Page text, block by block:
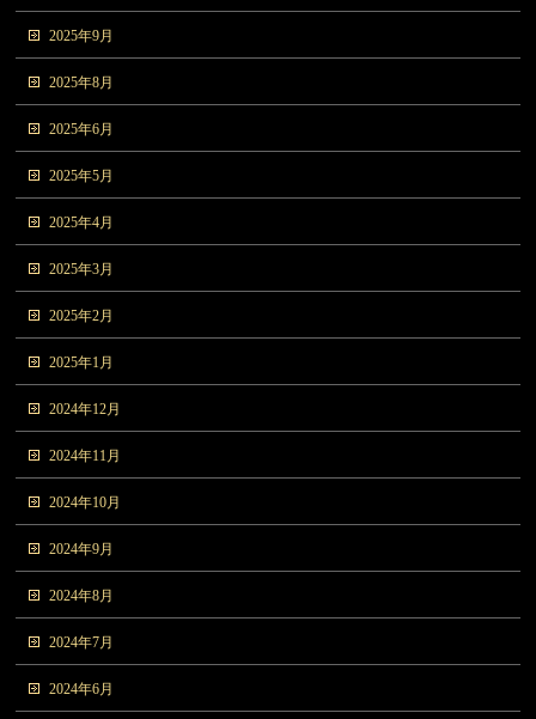
2025年9月
2025年8月
2025年6月
2025年5月
2025年4月
2025年3月
2025年2月
2025年1月
2024年12月
2024年11月
2024年10月
2024年9月
2024年8月
2024年7月
2024年6月